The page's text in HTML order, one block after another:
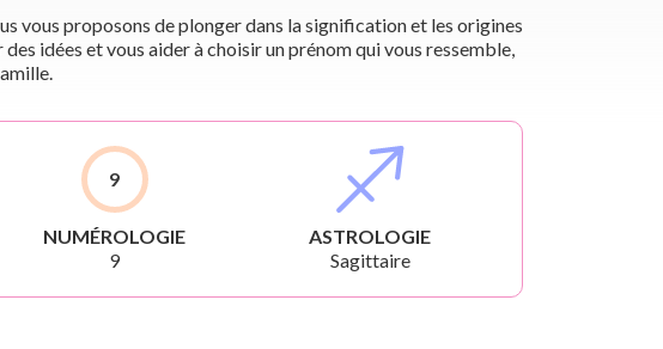
vous proposons de plonger dans la signification et les origines
idées et vous aider à choisir un prénom qui vous ressemble,
9
NUMÉROLOGIE
9
ASTROLOGIE
Sagittaire